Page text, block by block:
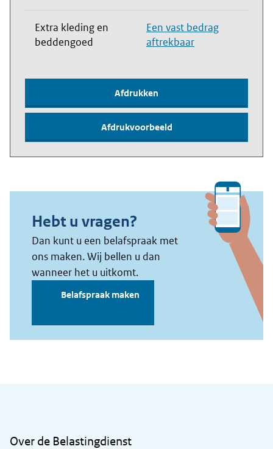
Extra kleding en
beddengoed
Een vast bedrag
aftrekbaar
Afdrukken
Afdrukvoorbeeld
Over de Belastingdienst